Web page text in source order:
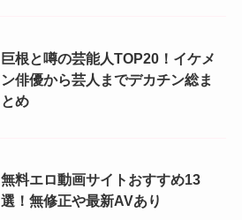
巨根と噂の芸能人TOP20！イケメ
ン俳優から芸人までデカチン総ま
とめ
無料エロ動画サイトおすすめ13
選！無修正や最新AVあり